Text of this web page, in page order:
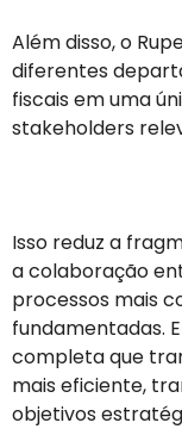
Além disso, o
diferentes
fiscais em uma
stakeholders
Isso reduz a
a colaboração
processos mais
fundamentadas.
completa que
mais eficiente,
objetivos